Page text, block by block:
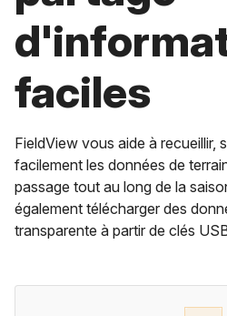
faciles
FieldView vous aide à recueillir,
facilement les données de
passage tout au long de la
également télécharger des
transparente à partir de clés